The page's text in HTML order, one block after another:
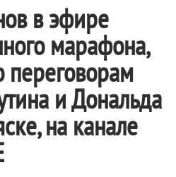
в эфире
марафона,
переговорам
и Дональда
на канале